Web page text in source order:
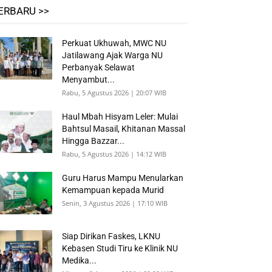
>>
Perkuat Ukhuwah, MWC NU
Jatilawang Ajak Warga NU
Perbanyak Selawat
Menyambut...
Rabu, 5 Agustus 2026 | 20:07 WIB
Haul Mbah Hisyam Leler: Mulai
Bahtsul Masail, Khitanan Massal
Hingga Bazzar...
Rabu, 5 Agustus 2026 | 14:12 WIB
Guru Harus Mampu Menularkan
Kemampuan kepada Murid
Senin, 3 Agustus 2026 | 17:10 WIB
Siap Dirikan Faskes, LKNU
Kebasen Studi Tiru ke Klinik NU
Medika...